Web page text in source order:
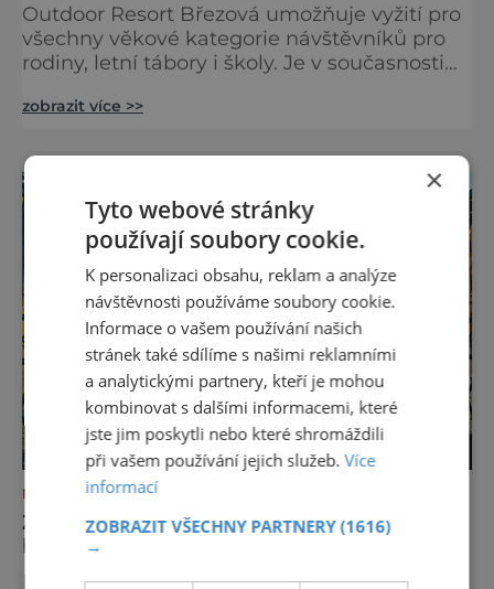
Outdoor Resort Březová umožňuje vyžití pro
všechny věkové kategorie návštěvníků pro
rodiny, letní tábory i školy. Je v současnosti
centrem na Vysočině. Nalézá se 10 km od
Rozkládá se na 13 hektarech a díky tomuto
obrovskému prostoru nabízí maximální vyžití
v moderním a stylovém zázemí
přizpůsobeném pro dané cílové s
zobrazit více >>
NEJKRÁSNĚJŠÍ PAMÁTKY
ZÁMEK JAROMĚŘICE NAD ROKYTNOU:
BAROKNÍ SKVOST ZASVĚCENÝ HUDBĚ
Majitelé zámku Jaroměřice nad Rokytnou
×
Tyto webové stránky
používají soubory cookie.
K personalizaci obsahu, reklam a analýze
návštěvnosti používáme soubory cookie.
Informace o vašem používání našich
stránek také sdílíme s našimi reklamními
a analytickými partnery, kteří je mohou
kombinovat s dalšími informacemi, které
jste jim poskytli nebo které shromáždili
při vašem používání jejich služeb.Více
informací
ZOBRAZIT VŠECHNY PARTNERY(1616)
→